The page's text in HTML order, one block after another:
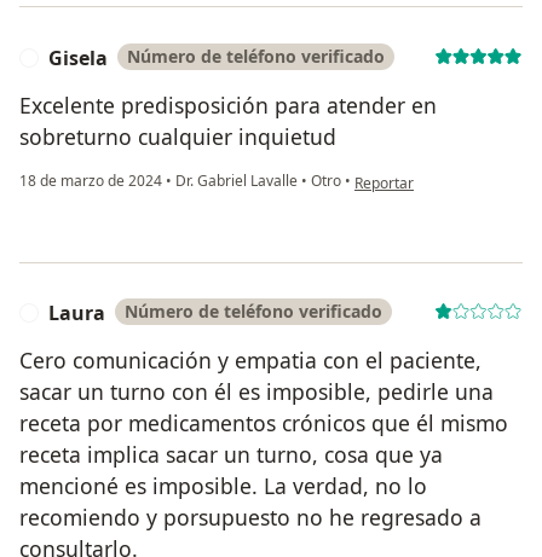
Gisela Número de teléfono verificado
Excelente predisposición para atender en
sobreturno cualquier inquietud
18 de marzo de 2024 • Dr. Gabriel Lavalle • Otro • en opinión del usuario
Reportar
Laura Número de teléfono verificado
Cero comunicación y empatia con el paciente,
sacar un turno con él es imposible, pedirle una
receta por medicamentos crónicos que él mismo
receta implica sacar un turno, cosa que ya
mencioné es imposible. La verdad, no lo
recomiendo y porsupuesto no he regresado a
consultarlo.